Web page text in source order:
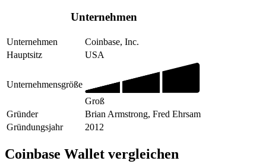
Unternehmen
Unternehmen
Coinbase, Inc.
Hauptsitz
USA
Unternehmensgröße
Groß
Gründer
Brian Armstrong, Fred Ehrsam
Gründungsjahr
2012
Coinbase Wallet vergleichen